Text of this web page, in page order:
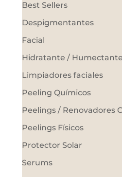
Best Sellers
Despigmentantes
Facial
Hidratante / Humectante
Limpiadores faciales
Peeling Químicos
Peelings / Renovadores
Peelings Físicos
Protector Solar
Serums